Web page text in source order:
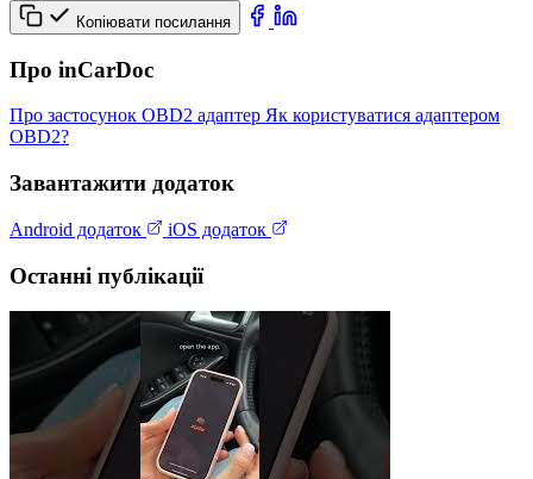
Копіювати посилання
Про inCarDoc
Про застосунок OBD2 адаптер Як користуватися адаптером
OBD2?
Завантажити додаток
Android додаток iOS додаток
Останні публікації